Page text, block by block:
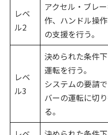
レベ
ル2
アクセル・ブレ
作、ハンドル操
の支援を行う。
レベ
ル3
決められた条件
運転を行う。
システムの要請
バーの運転に切
る。